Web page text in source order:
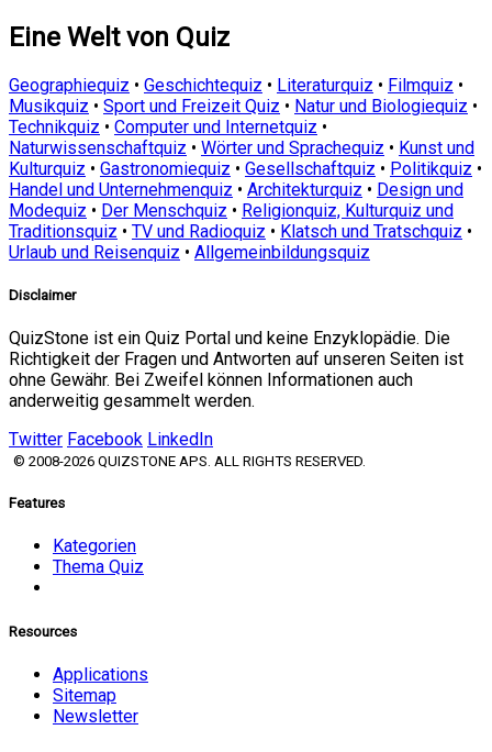
Eine Welt von Quiz
Geographiequiz • Geschichtequiz • Literaturquiz • Filmquiz •
Musikquiz • Sport und Freizeit Quiz • Natur und Biologiequiz •
Technikquiz • Computer und Internetquiz •
Naturwissenschaftquiz • Wörter und Sprachequiz • Kunst und
Kulturquiz • Gastronomiequiz • Gesellschaftquiz • Politikquiz •
Handel und Unternehmenquiz • Architekturquiz • Design und
Modequiz • Der Menschquiz • Religionquiz, Kulturquiz und
Traditionsquiz • TV und Radioquiz • Klatsch und Tratschquiz •
Urlaub und Reisenquiz • Allgemeinbildungsquiz
Disclaimer
QuizStone ist ein Quiz Portal und keine Enzyklopädie. Die
Richtigkeit der Fragen und Antworten auf unseren Seiten ist
ohne Gewähr. Bei Zweifel können Informationen auch
anderweitig gesammelt werden.
Twitter Facebook LinkedIn
© 2008-2026 QUIZSTONE APS. ALL RIGHTS RESERVED.
Features
Kategorien
Thema Quiz
Resources
Applications
Sitemap
Newsletter